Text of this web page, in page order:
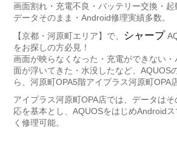
画面割れ・充電不良・バッテリー交換・起
データそのまま・Android修理実績多数。
【京都・河原町エリア】で、
シャープ
をお探しの方必見！
画面が映らなくなった・充電ができない
面が浮いてきた・水没したなど、AQUOS
ら、河原町OPA5階アイプラス河原町OPA
アイプラス河原町OPA店では、データは
応を基本とし、AQUOSをはじめAndroid
く修理可能。